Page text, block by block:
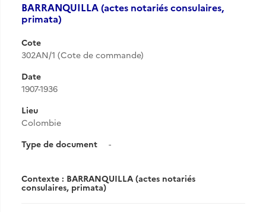
BARRANQUILLA (actes notariés consulaires,
primata)
Cote
302AN/1 (Cote de commande)
Date
1907-1936
Lieu
Colombie
Type de document
-
Contexte : BARRANQUILLA (actes notariés
consulaires, primata)